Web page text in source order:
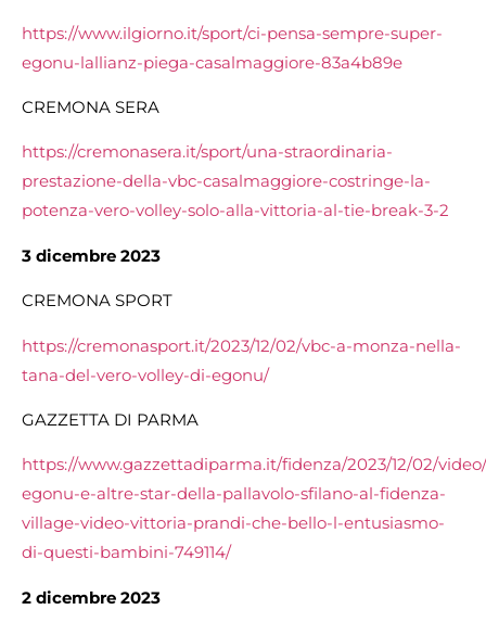
https://www.ilgiorno.it/sport/ci-pensa-sempre-super-
egonu-lallianz-piega-casalmaggiore-83a4b89e
CREMONA SERA
https://cremonasera.it/sport/una-straordinaria-
prestazione-della-vbc-casalmaggiore-costringe-la-
potenza-vero-volley-solo-alla-vittoria-al-tie-break-3-2
3 dicembre 2023
CREMONA SPORT
https://cremonasport.it/2023/12/02/vbc-a-monza-nella-
tana-del-vero-volley-di-egonu/
GAZZETTA DI PARMA
https://www.gazzettadiparma.it/fidenza/2023/12/02/
egonu-e-altre-star-della-pallavolo-sfilano-al-fidenza-
village-video-vittoria-prandi-che-bello-l-entusiasmo-
di-questi-bambini-749114/
2 dicembre 2023